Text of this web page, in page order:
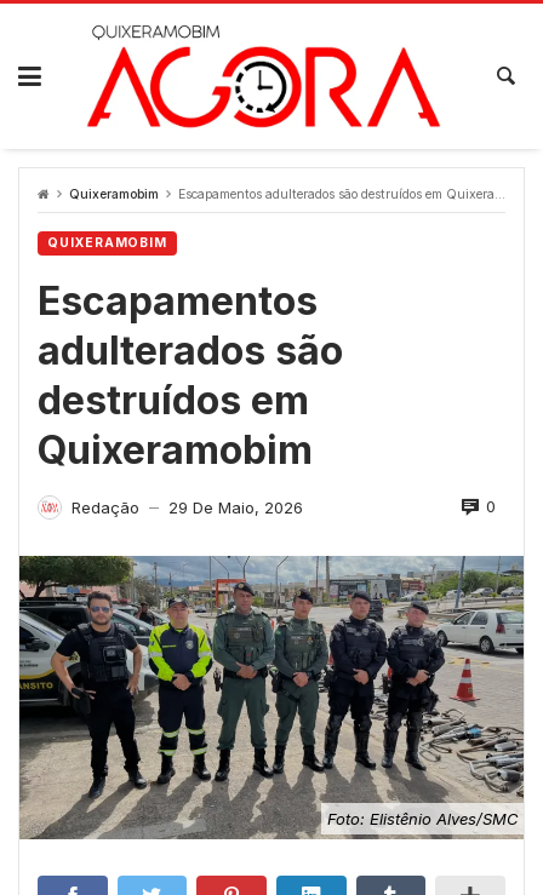
Skip
Quixeramobim Escapamentos adulterados são destruídos em Quixeramobim
QUIXERAMOBIM
Escapamentos
adulterados são
destruídos em
Quixeramobim
Redação — 29 De Maio, 2026 0
Foto: Elistênio Alves/SMC